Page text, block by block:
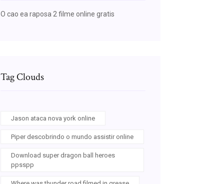
O cao ea raposa 2 filme online gratis
Tag Clouds
Jason ataca nova york online
Piper descobrindo o mundo assistir online
Download super dragon ball heroes
ppsspp